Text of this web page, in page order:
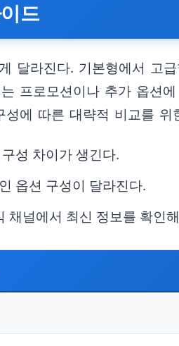
드
달라진다. 기본형에서 고
프로모션이나 추가 옵션
에 따른 대략적 비교를 위
성 차이가 생긴다.
옵션 구성이 달라진다.
채널에서 최신 정보를 확인